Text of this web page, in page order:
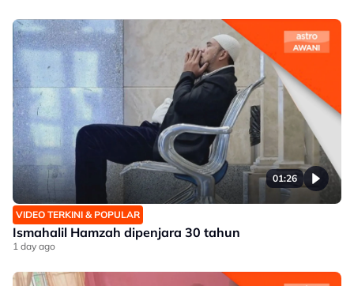
01:26
VIDEO TERKINI & POPULAR
Ismahalil Hamzah dipenjara 30 tahun
1 day ago